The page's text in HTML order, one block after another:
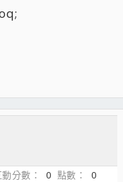
動分數 0 點數
0